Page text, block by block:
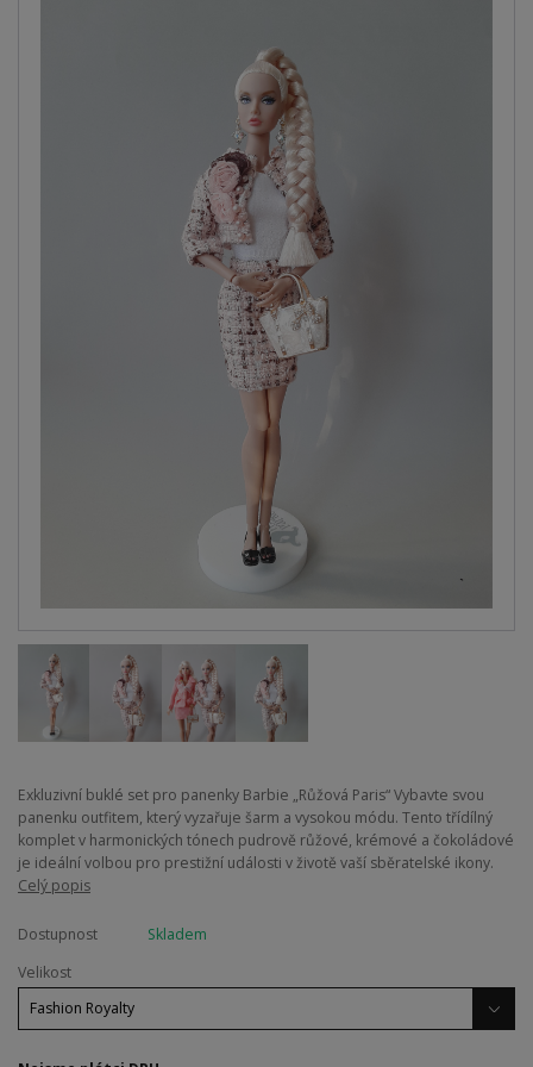
Exkluzivní buklé set pro panenky Barbie „Růžová Paris“ Vybavte svou
panenku outfitem, který vyzařuje šarm a vysokou módu. Tento třídílný
komplet v harmonických tónech pudrově růžové, krémové a čokoládové
je ideální volbou pro prestižní události v životě vaší sběratelské ikony.
Celý popis
Dostupnost
Skladem
Velikost